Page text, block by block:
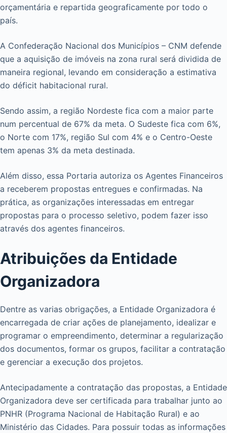
orçamentária e repartida geograficamente por todo o
país.
A Confederação Nacional dos Municípios – CNM defende
que a aquisição de imóveis na zona rural será dividida de
maneira regional, levando em consideração a estimativa
do déficit habitacional rural.
Sendo assim, a região Nordeste fica com a maior parte
num percentual de 67% da meta. O Sudeste fica com 6%,
o Norte com 17%, região Sul com 4% e o Centro-Oeste
tem apenas 3% da meta destinada.
Além disso, essa Portaria autoriza os Agentes Financeiros
a receberem propostas entregues e confirmadas. Na
prática, as organizações interessadas em entregar
propostas para o processo seletivo, podem fazer isso
através dos agentes financeiros.
Atribuições da Entidade
Organizadora
Dentre as varias obrigações, a Entidade Organizadora é
encarregada de criar ações de planejamento, idealizar e
programar o empreendimento, determinar a regularização
dos documentos, formar os grupos, facilitar a contratação
e gerenciar a execução dos projetos.
Antecipadamente a contratação das propostas, a Entidade
Organizadora deve ser certificada para trabalhar junto ao
PNHR (Programa Nacional de Habitação Rural) e ao
Ministério das Cidades. Para possuir todas as informações